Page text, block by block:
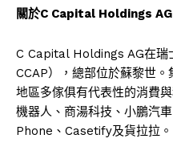
關於C Capital Holdings AG
C Capital Holdings AG在瑞
CCAP），總部位於蘇黎世
地區多傢俱有代表性的消費
機器人、商湯科技、小鵬汽
Phone、Casetify及貨拉拉。